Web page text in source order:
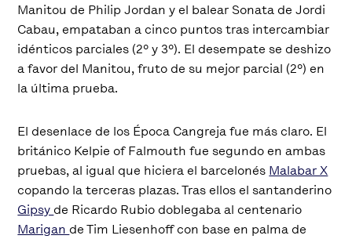
Manitou de Philip Jordan y el balear Sonata de Jordi
Cabau, empataban a cinco puntos tras intercambiar
idénticos parciales (2º y 3º). El desempate se deshizo
a favor del Manitou, fruto de su mejor parcial (2º) en
la última prueba.
El desenlace de los Época Cangreja fue más claro. El
británico Kelpie of Falmouth fue segundo en ambas
pruebas, al igual que hiciera el barcelonés Malabar X
copando la terceras plazas. Tras ellos el santanderino
Gipsy de Ricardo Rubio doblegaba al centenario
Marigan de Tim Liesenhoff con base en palma de